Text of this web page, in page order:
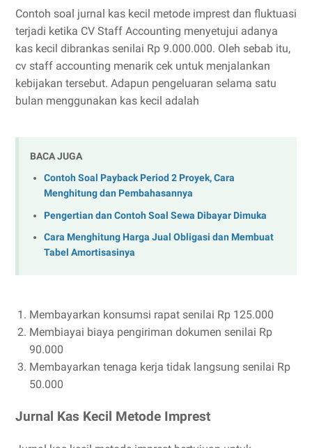
Contoh soal jurnal kas kecil metode imprest dan fluktuasi
terjadi ketika CV Staff Accounting menyetujui adanya
kas kecil dibrankas senilai Rp 9.000.000. Oleh sebab itu,
cv staff accounting menarik cek untuk menjalankan
kebijakan tersebut. Adapun pengeluaran selama satu
bulan menggunakan kas kecil adalah
BACA JUGA
Contoh Soal Payback Period 2 Proyek, Cara
Menghitung dan Pembahasannya
Pengertian dan Contoh Soal Sewa Dibayar Dimuka
Cara Menghitung Harga Jual Obligasi dan Membuat
Tabel Amortisasinya
Membayarkan konsumsi rapat senilai Rp 125.000
Membiayai biaya pengiriman dokumen senilai Rp
90.000
Membayarkan tenaga kerja tidak langsung senilai Rp
50.000
Jurnal Kas Kecil Metode Imprest